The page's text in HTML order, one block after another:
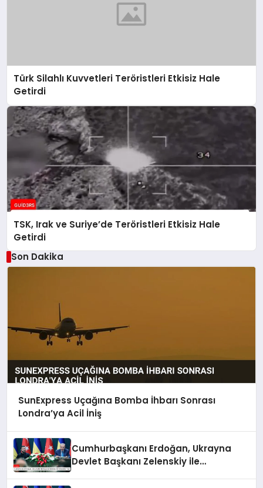
Türk Silahlı Kuvvetleri Teröristleri Etkisiz Hale
Getirdi
TSK, Irak ve Suriye’de Teröristleri Etkisiz Hale
Getirdi
Son Dakika
SunExpress Uçağına Bomba İhbarı Sonrası
Londra’ya Acil İniş
Cumhurbaşkanı Erdoğan, Ukrayna
Devlet Başkanı Zelenskiy ile